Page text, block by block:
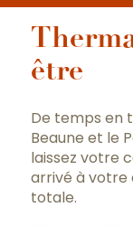
être
De temps en
Beaune et le
laissez votre
arrivé à votre
totale.